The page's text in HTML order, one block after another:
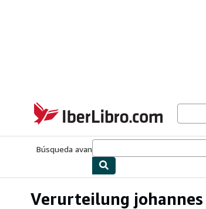
IberLibro.com
Búsqueda avanzada
Verurteilung